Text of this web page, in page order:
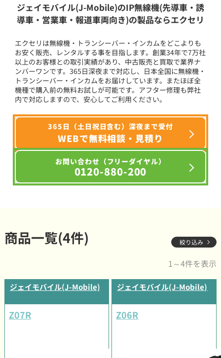
ジェイモバイル(J-Mobile)のIP無線機(先導車・誘
導車・営業車・報道車両向き)の製品ならエクセリ
エクセリは無線機・トランシーバー・インカムをどこよりも
お安く販売、レンタルする事を目指します。創業34年で7万社
以上のお客様との取引実績があり、中古販売と買取で業界ナ
ンバーワンです。365日深夜まで対応し、日本全国に無線機・
トランシーバー・インカムをお届けしています。またほぼ全
機種で購入前の無料お試しが可能です。アフター修理も弊社
内で対応しますので、安心してご利用ください。
365日（土日祝日含む）深夜まで受付
WEBで無料相談・見積り
お問い合わせ（フリーダイヤル）
0120-880-200
商品一覧(4件) 絞り込み
1～4件を表示
ジェイモバイル(J-Mobile)
Z07R
ジェイモバイル(J-Mobile)
Z06R